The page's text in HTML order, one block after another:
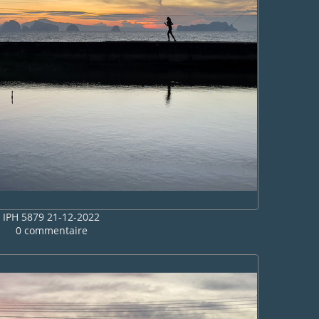
IPH 5879 21-12-2022
0 commentaire